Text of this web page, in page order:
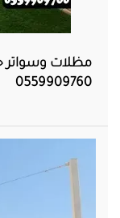
مظلات وسواتر
0559909760